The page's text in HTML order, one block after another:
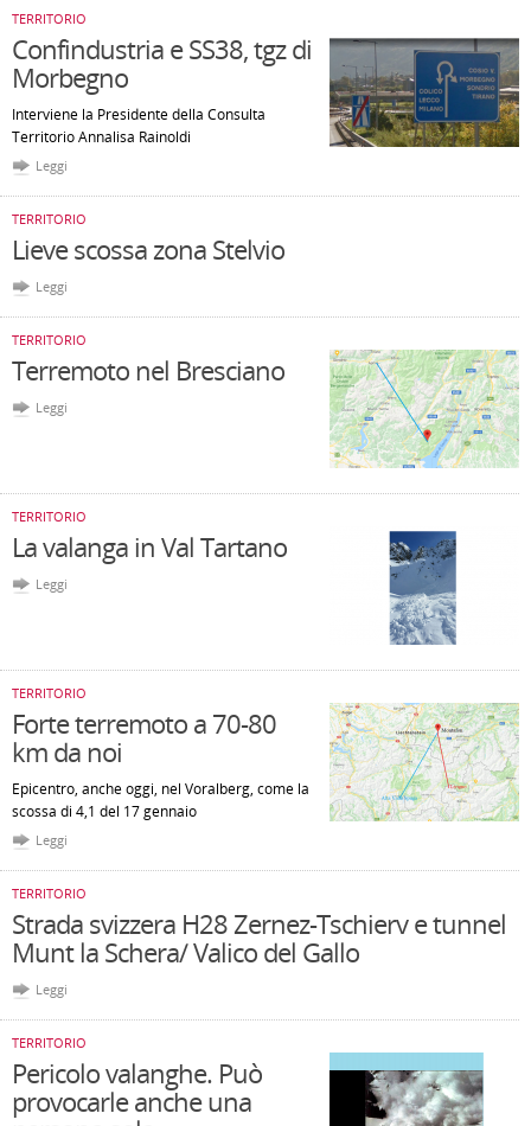
TERRITORIO
Confindustria e SS38, tgz di
Morbegno
Interviene la Presidente della Consulta
Territorio Annalisa Rainoldi
Leggi
TERRITORIO
Lieve scossa zona Stelvio
Leggi
TERRITORIO
Terremoto nel Bresciano
Leggi
TERRITORIO
La valanga in Val Tartano
Leggi
TERRITORIO
Forte terremoto a 70-80
km da noi
Epicentro, anche oggi, nel Voralberg, come la
scossa di 4,1 del 17 gennaio
Leggi
TERRITORIO
Strada svizzera H28 Zernez-Tschierv e tunnel
Munt la Schera/ Valico del Gallo
Leggi
TERRITORIO
Pericolo valanghe. Può
provocarle anche una